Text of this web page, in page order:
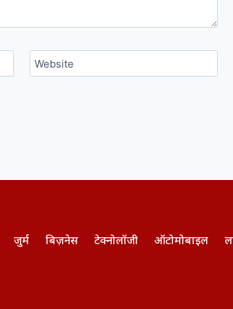
Website
जुर्म बिज़नेस टेक्नोलॉजी ऑटोमोबाइल